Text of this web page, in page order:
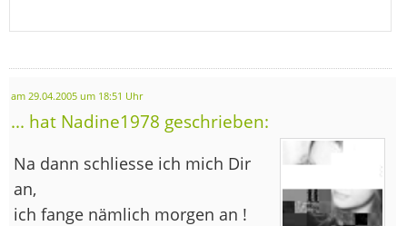
am 29.04.2005 um 18:51 Uhr
... hat Nadine1978 geschrieben:
Na dann schliesse ich mich Dir
an,
ich fange nämlich morgen an !